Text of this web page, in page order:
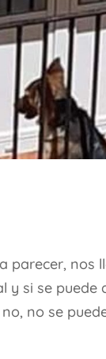
parecer,
y si se
no se